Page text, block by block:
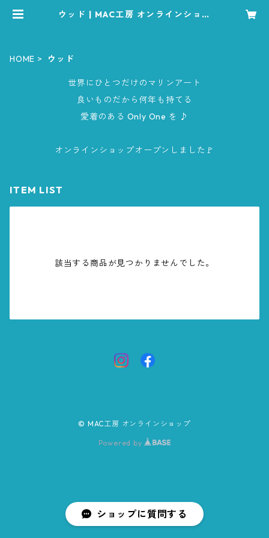
ウッド | MAC工房 オンラインショッ
HOME ウッド
世界にひとつだけのマリンアート
良いものだから何年も持てる
愛着のある Only One を ♪
オンラインショップオープンしました🚩
ITEM LIST
該当する商品が見つかりませんでした。
© MAC工房 オンラインショップ
Powered by
ショップに質問する